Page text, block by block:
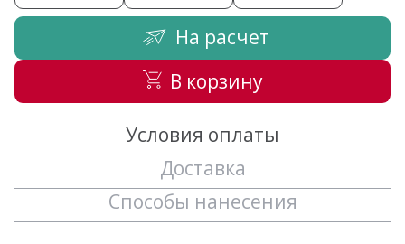
На расчет
В корзину
Условия оплаты
Доставка
Способы нанесения